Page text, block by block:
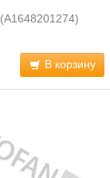
(A1648201274)
В корзину